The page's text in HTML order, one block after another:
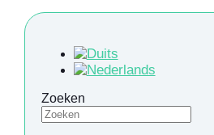
Zoeken